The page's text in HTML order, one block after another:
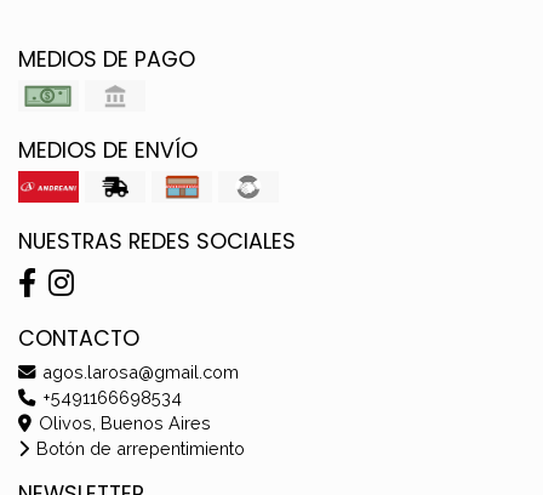
MEDIOS DE PAGO
MEDIOS DE ENVÍO
NUESTRAS REDES SOCIALES
CONTACTO
agos.larosa@gmail.com
+5491166698534
Olivos, Buenos Aires
Botón de arrepentimiento